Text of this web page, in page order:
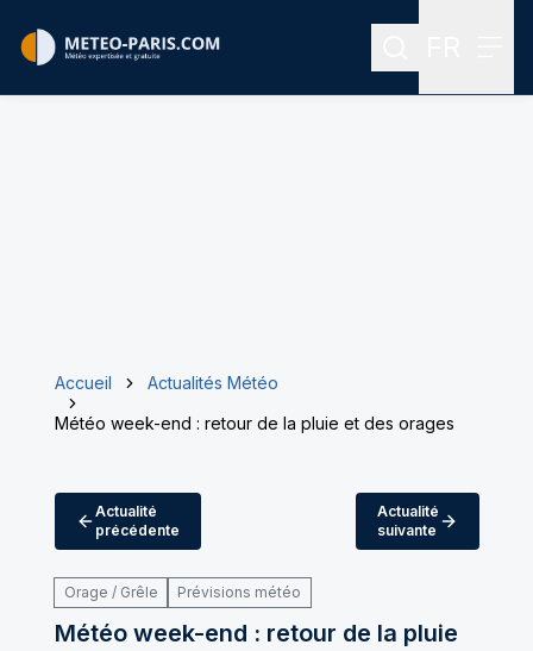
Rechercher
Accueil
Actualités Météo
Météo week-end : retour de la pluie et des orages
Actualité
précédente
Actualité
suivante
Orage / Grêle Prévisions météo
Météo week-end : retour de la pluie